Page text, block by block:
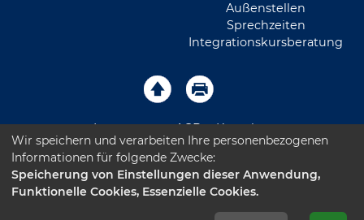
Außenstellen
Sprechzeiten
Integrationskursberatung
Impressum AGB Kontakt
Sitemap Datenschutz Leichte Sprache
Barrierefreiheitserklärung
Wir speichern und verarbeiten Ihre personenbezogenen
Informationen für folgende Zwecke:
Speicherung von Einstellungen dieser Anwendung,
Funktionelle Cookies, Essenzielle Cookies.